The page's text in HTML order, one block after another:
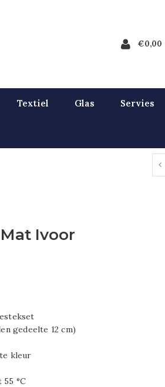
€0,00
Textiel Glas Servies
Ivoor
gedeelte 12 cm)
kleur
°C